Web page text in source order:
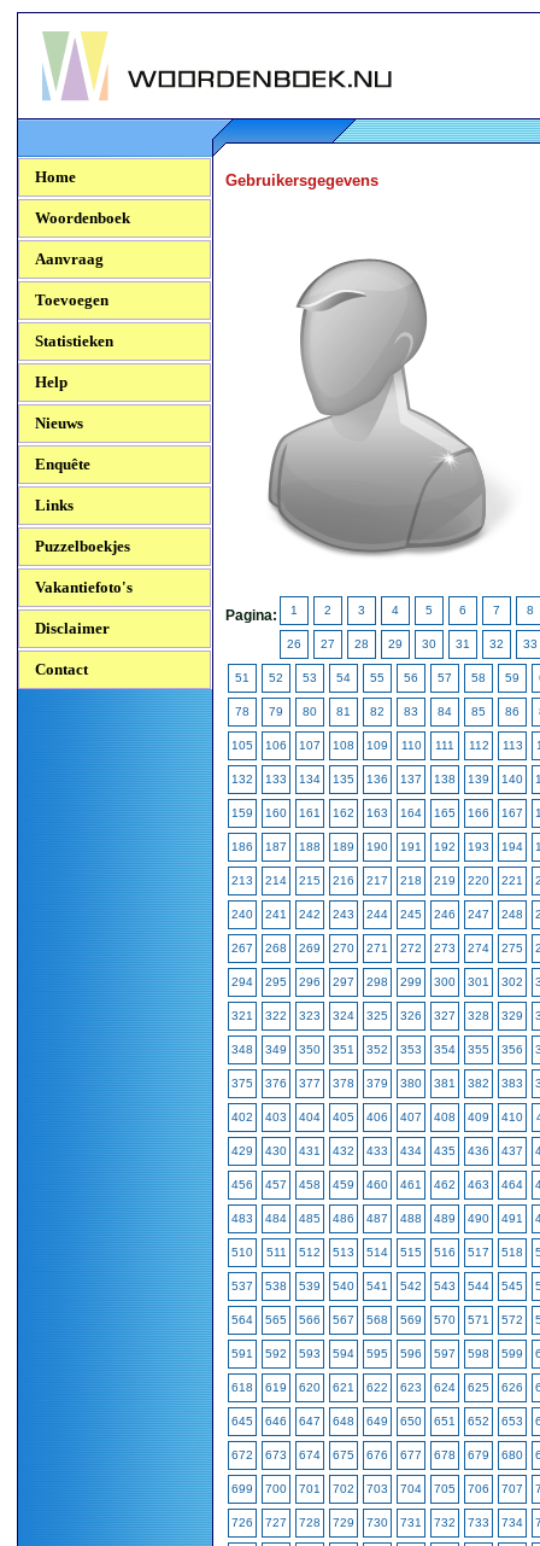
Woordenboek.NU
Home
Woordenboek
Aanvraag
Toevoegen
Statistieken
Help
Nieuws
Enquête
Links
Puzzelboekjes
Vakantiefoto's
Disclaimer
Contact
Gebruikersgegevens
Pagina: 1 2 3 4 5 6 7 8
26 27 28 29 30 31 32 33
51 52 53 54 55 56 57 58 59
78 79 80 81 82 83 84 85 86
105 106 107 108 109 110 111 112 113
132 133 134 135 136 137 138 139 140
159 160 161 162 163 164 165 166 167
186 187 188 189 190 191 192 193 194
213 214 215 216 217 218 219 220 221
240 241 242 243 244 245 246 247 248
267 268 269 270 271 272 273 274 275
294 295 296 297 298 299 300 301 302
321 322 323 324 325 326 327 328 329
348 349 350 351 352 353 354 355 356
375 376 377 378 379 380 381 382 383
402 403 404 405 406 407 408 409 410
429 430 431 432 433 434 435 436 437
456 457 458 459 460 461 462 463 464
483 484 485 486 487 488 489 490 491
510 511 512 513 514 515 516 517 518
537 538 539 540 541 542 543 544 545
564 565 566 567 568 569 570 571 572
591 592 593 594 595 596 597 598 599
618 619 620 621 622 623 624 625 626
645 646 647 648 649 650 651 652 653
672 673 674 675 676 677 678 679 680
699 700 701 702 703 704 705 706 707
726 727 728 729 730 731 732 733 734